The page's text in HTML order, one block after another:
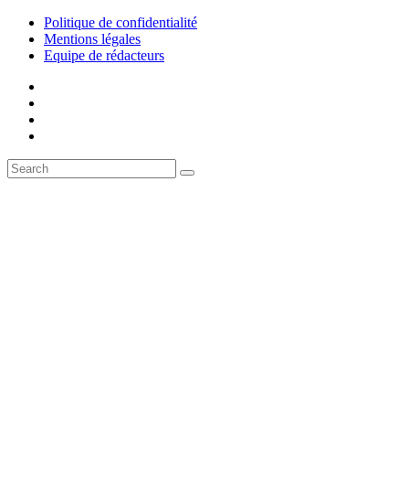
Politique de confidentialité
Mentions légales
Equipe de rédacteurs